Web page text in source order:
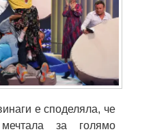
е споделяла, че
за голямо